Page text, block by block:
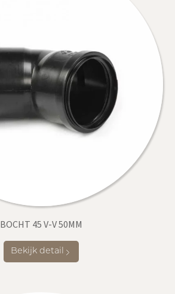
BOCHT 45 V-V 50MM
Bekijk detail